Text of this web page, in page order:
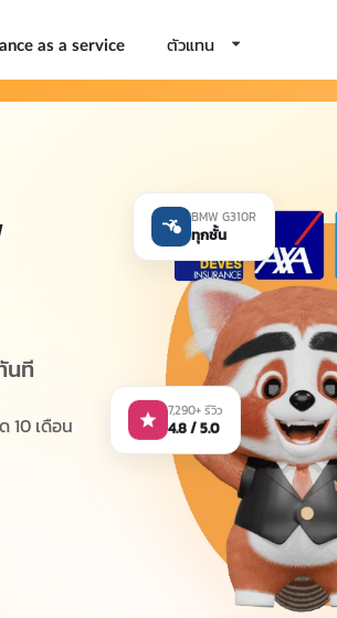
as a service ตัวแทน
นที
10 เดือน
BMW G310R
ทุกชั้น
7,290+ รีวิว
4.8 / 5.0